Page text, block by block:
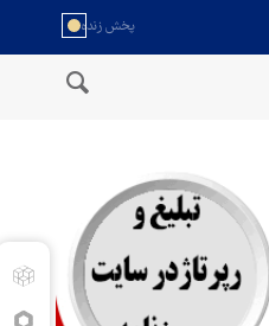
موشک بالستیک هدف قرار دادیم